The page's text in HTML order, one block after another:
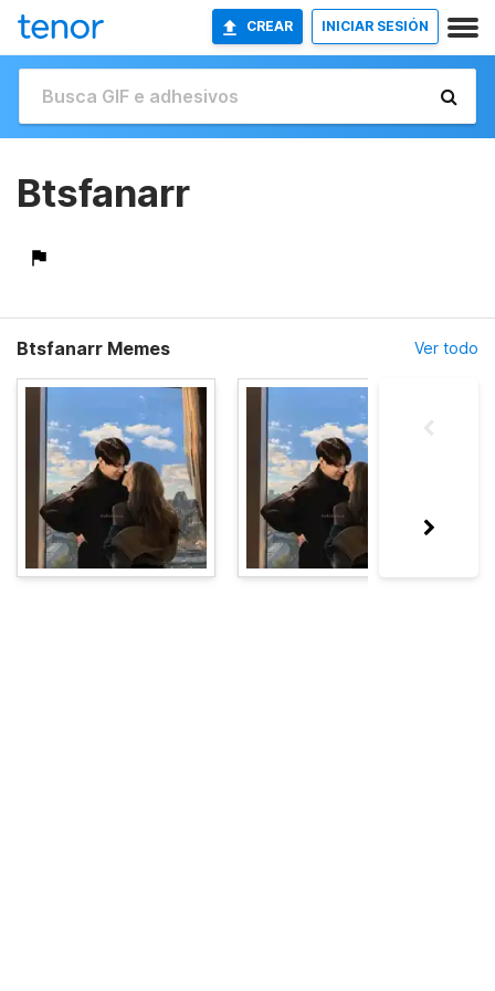
CREAR INICIAR SESIÓN
Btsfanarr
Btsfanarr Memes Ver todo